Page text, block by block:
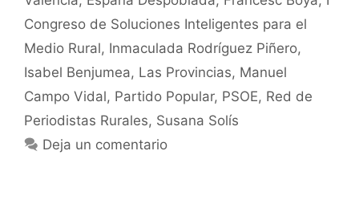
Congreso de Soluciones Inteligentes para el
Medio Rural, Inmaculada Rodríguez Piñero,
Isabel Benjumea, Las Provincias, Manuel
Campo Vidal, Partido Popular, PSOE, Red de
Periodistas Rurales, Susana Solís
Deja un comentario